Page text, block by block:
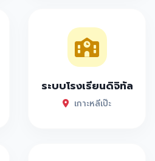
ระบบโรงเรียนดิจิทัล
เกาะหลีเป๊ะ